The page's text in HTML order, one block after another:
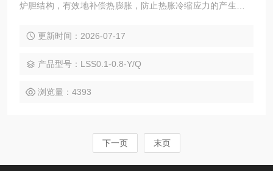
炉胆结构，有效地补偿热膨胀，防止热胀冷缩应力的产生，使
控制器、水位控制保护器等多重保护装置，安全可靠。2、全
控制、火焰检测、缺水保护、自动报警等智能控制功能，傻瓜
更新时间：2026-07-17
产品型号：LSS0.1-0.8-Y/Q
浏览量：4393
下一页 末页